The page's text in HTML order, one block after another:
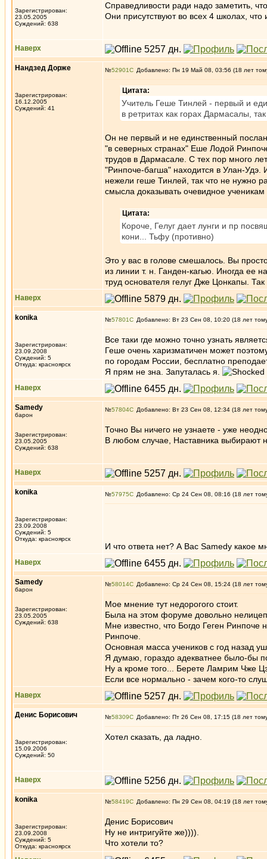
Зарегистрирован:
23.05.2005
Суждений: 638
Справедливости ради надо заметить,
Они присутствуют во всех 4 школах, что
Наверх
Нандзед Дорже
Зарегистрирован:
16.12.2005
Суждений: 41
№52901 Добавлено: Пн 19 Май 08, 03:56 (18 лет
Цитата:
Учитель Геше Тинлей - первый и
в ретритах как горах Дармасалы,
Он не первый и не единственный
"в северных странах" Еше Лодой
трудов в Дармасале. С тех пор много
"Ринпоче-багша" находится в Улан-Удэ.
нежели геше Тинлей, так что не нужно
смысла доказывать очевидное
Цитата:
Короче, Гелуг дает лунги и пр
кони... Тьфу (противно)
Это у вас в голове смешалось. Вы
из линии т. н. Ганден-кагью. Иногда ее
труд основателя гелуг Дже Цонкапы.
Наверх
konika
Зарегистрирован:
23.09.2008
Суждений: 5
Откуда: красноярск
№57801 Добавлено: Вт 23 Сен 08, 10:20 (18 лет
Все таки где можно точно узнать
Геше очень харизматичен может
по городам России, бесплатно
Я прям не зна. Запуталась я.
Наверх
Samedy
барон
Зарегистрирован:
23.05.2005
Суждений: 638
№57804 Добавлено: Вт 23 Сен 08, 12:34 (18 лет
Точно Вы ничего не узнаете - уже
В любом случае, Наставника выбирают
Наверх
konika
Зарегистрирован:
23.09.2008
Суждений: 5
Откуда: красноярск
№57975 Добавлено: Ср 24 Сен 08, 08:16 (18 лет
И что ответа нет? А Вас Samedy какое
Наверх
Samedy
барон
Зарегистрирован:
23.05.2005
Суждений: 638
№58014 Добавлено: Ср 24 Сен 08, 15:24 (18 лет
Мое мнение тут недорогого стоит.
Была на этом форуме довольно
Мне известно, что Богдо Геген
Ринпоче.
Основная масса учеников с год назад
Я думаю, гораздо адекватнее было-бы
Ну а кроме того... Берете Ламрим Чже
Если все нормально - зачем кого-то
Наверх
Денис Борисович
Зарегистрирован:
15.09.2006
Суждений: 50
№58309 Добавлено: Пт 26 Сен 08, 17:15 (18 лет
Хотел сказать, да ладно.
Наверх
konika
Зарегистрирован:
23.09.2008
Суждений: 5
Откуда: красноярск
№58419 Добавлено: Пн 29 Сен 08, 04:19 (18 лет
Денис Борисович
Ну не интригуйте же)))).
Что хотели то?